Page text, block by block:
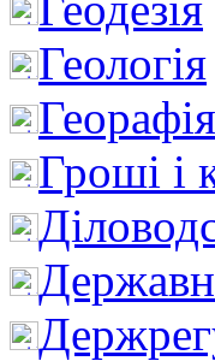
Геологія
Гроші і